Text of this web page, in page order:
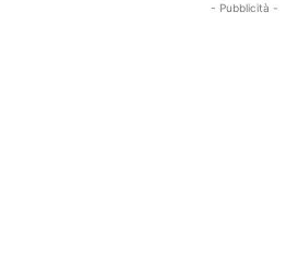
- Pubblicità -